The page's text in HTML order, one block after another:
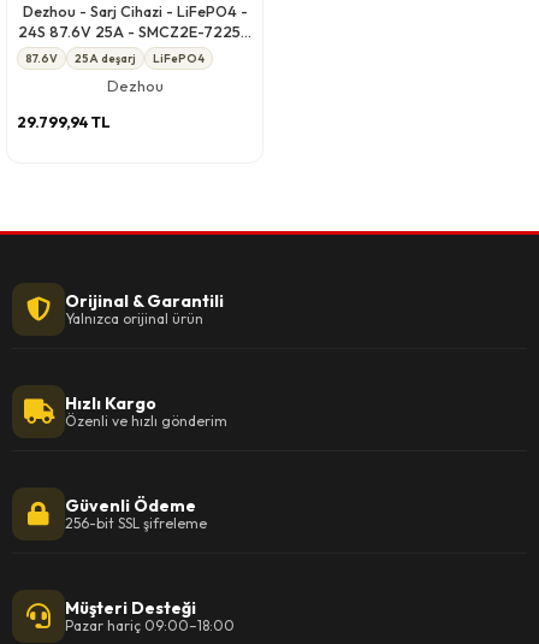
Dezhou - Sarj Cihazi - LiFePO4 -
24S 87.6V 25A - SMCZ2E-7225A
CANBUS (500kbps)
87.6V 25A deşarj LiFePO4
Dezhou
29.799,94 TL
Orijinal & Garantili
Yalnızca orijinal ürün
Hızlı Kargo
Özenli ve hızlı gönderim
Güvenli Ödeme
256-bit SSL şifreleme
Müşteri Desteği
Pazar hariç 09:00–18:00